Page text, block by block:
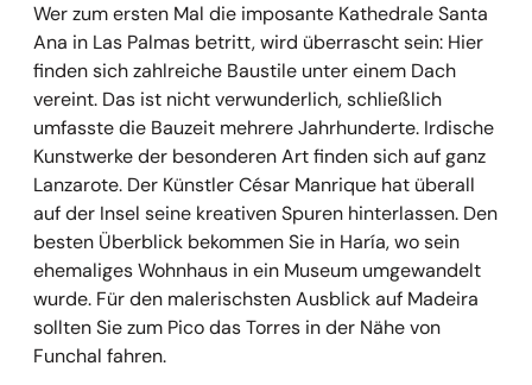
Wer zum ersten Mal die imposante Kathedrale Santa
Ana in Las Palmas betritt, wird überrascht sein: Hier
finden sich zahlreiche Baustile unter einem Dach
vereint. Das ist nicht verwunderlich, schließlich
umfasste die Bauzeit mehrere Jahrhunderte. Irdische
Kunstwerke der besonderen Art finden sich auf ganz
Lanzarote. Der Künstler César Manrique hat überall
auf der Insel seine kreativen Spuren hinterlassen. Den
besten Überblick bekommen Sie in Haría, wo sein
ehemaliges Wohnhaus in ein Museum umgewandelt
wurde. Für den malerischsten Ausblick auf Madeira
sollten Sie zum Pico das Torres in der Nähe von
Funchal fahren.